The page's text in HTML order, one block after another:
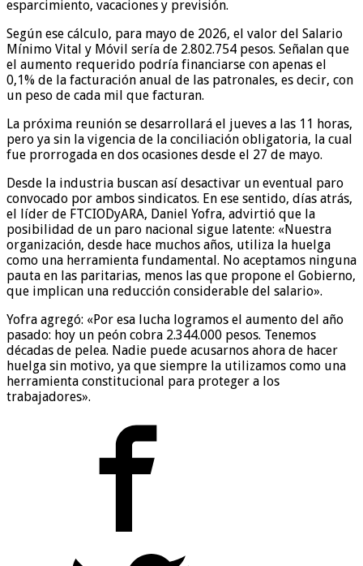
esparcimiento, vacaciones y previsión.
Según ese cálculo, para mayo de 2026, el valor del Salario
Mínimo Vital y Móvil sería de 2.802.754 pesos. Señalan que
el aumento requerido podría financiarse con apenas el
0,1% de la facturación anual de las patronales, es decir, con
un peso de cada mil que facturan.
La próxima reunión se desarrollará el jueves a las 11 horas,
pero ya sin la vigencia de la conciliación obligatoria, la cual
fue prorrogada en dos ocasiones desde el 27 de mayo.
Desde la industria buscan así desactivar un eventual paro
convocado por ambos sindicatos. En ese sentido, días atrás,
el líder de FTCIODyARA, Daniel Yofra, advirtió que la
posibilidad de un paro nacional sigue latente: «Nuestra
organización, desde hace muchos años, utiliza la huelga
como una herramienta fundamental. No aceptamos ninguna
pauta en las paritarias, menos las que propone el Gobierno,
que implican una reducción considerable del salario».
Yofra agregó: «Por esa lucha logramos el aumento del año
pasado: hoy un peón cobra 2.344.000 pesos. Tenemos
décadas de pelea. Nadie puede acusarnos ahora de hacer
huelga sin motivo, ya que siempre la utilizamos como una
herramienta constitucional para proteger a los
trabajadores».